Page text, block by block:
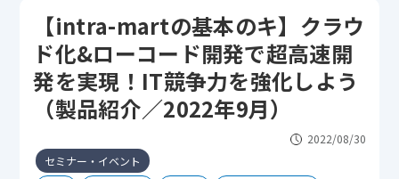
【intra-martの基本のキ】クラウ
ド化&ローコード開発で超高速開
発を実現！IT競争力を強化しよう
（製品紹介／2022年9月）
2022/08/30
セミナー・イベント